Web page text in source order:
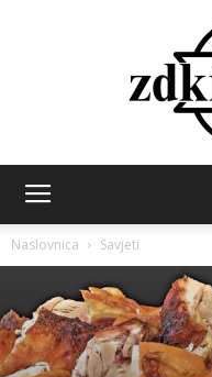
Naslovnica Savjeti